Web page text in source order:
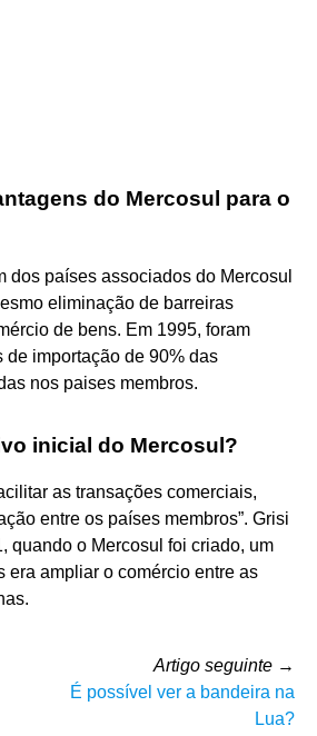
do Mercosul para o
dos países associados do Mercosul
eliminação de barreiras
de bens. Em 1995, foram
de importação de 90% das
nos paises membros.
inicial do Mercosul?
as transações comerciais,
entre os países membros”. Grisi
quando o Mercosul foi criado, um
era ampliar o comércio entre as
Artigo seguinte →
É possível ver a bandeira na
Lua?